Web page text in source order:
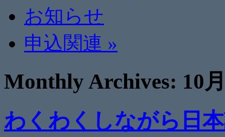
お知らせ
申込関連 »
Monthly Archives: 10
わくわくしながら日